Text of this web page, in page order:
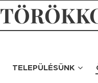
TELEPÜLÉSÜNK